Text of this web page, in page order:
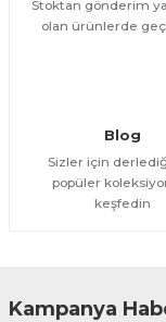
Stoktan gönderim
olan ürünlerde
Blog
Sizler için
popüler
keşfedin
Kampanya